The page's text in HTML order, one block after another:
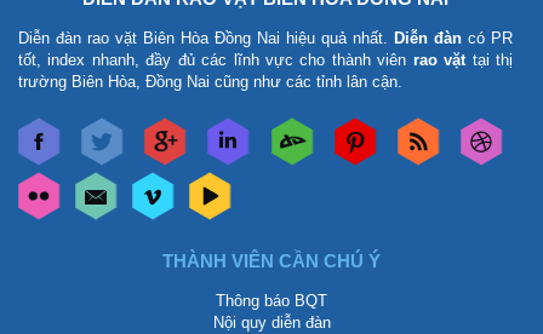
Diễn đàn rao vặt Biên Hòa Đồng Nai hiệu quả nhất. Diễn đàn có PR
tốt, index nhanh, đầy đủ các lĩnh vực cho thành viên rao vặttại thị
trường Biên Hòa, Đồng Nai cũng như các tỉnh lân cận.
THÀNH VIÊN CẦN CHÚ Ý
Thông báo BQT
Nội quy diễn đàn